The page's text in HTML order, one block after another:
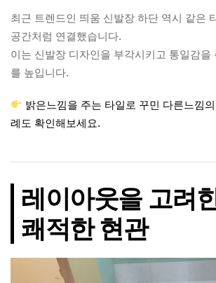
최근 트렌드인 띄움 신발장 하단 역시 같은
공간처럼 연결했습니다.
이는 신발장 디자인을 부각시키고 통일감을
를 높입니다.
밝은느낌을 주는 타일로 꾸민 다른느낌
례도 확인해보세요.
레이아웃을 고려
쾌적한 현관